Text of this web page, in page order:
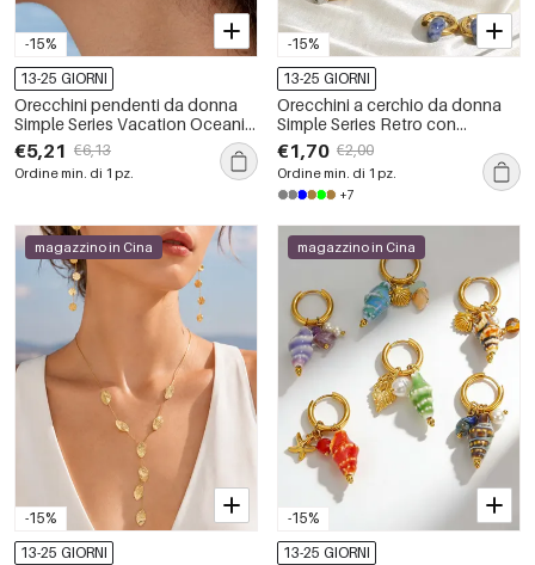
-15%
13-25 GIORNI
Orecchini pendenti da donna
Simple Series Vacation Oceanic
Style Fish Starfish Coral in
acciaio inossidabile
impermeabile
€5,21 €6,13
Ordine min. di 1 pz.
-15%
13-25 GIORNI
Orecchini a cerchio da donna
Simple Series Retro con
sfumatura di colore, in acciaio
inossidabile, impermeabili, color
oro e pietra naturale.
€1,70 €2,00
Ordine min. di 1 pz.
+7
-15%
magazzino in Cina
13-25 GIORNI
-15%
magazzino in Cina
13-25 GIORNI